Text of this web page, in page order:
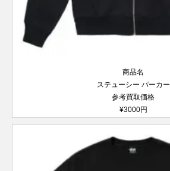
商品名
ステューシー パーカー
参考買取価格
¥3000円